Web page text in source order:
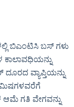
ಬಿಎಂಟಿಸಿ ಬಸ್ ಗಳು
ವ್ಯಾಪ್ತಿಯನ್ನು
ಗತಿ ವೇಗವನ್ನು